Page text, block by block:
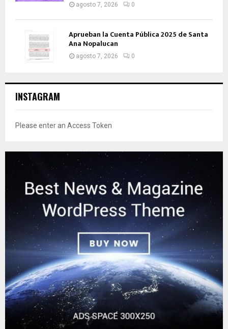
agosto 7, 2026 0
Aprueban la Cuenta Pública 2025 de Santa
Ana Nopalucan
agosto 7, 2026 0
INSTAGRAM
Please enter an Access Token